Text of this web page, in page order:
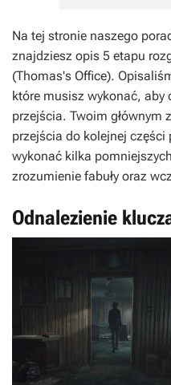
Na tej stronie naszego
znajdziesz opis 5 etapu
(Thomas's Office).
które musisz wykonać, aby
przejścia. Twoim głównym
przejścia do kolejnej
wykonać kilka
zrozumienie fabuły oraz
Odnalezienie